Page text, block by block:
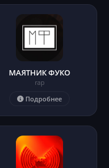
МАЯТНИК ФУКО
rap
Подробнее